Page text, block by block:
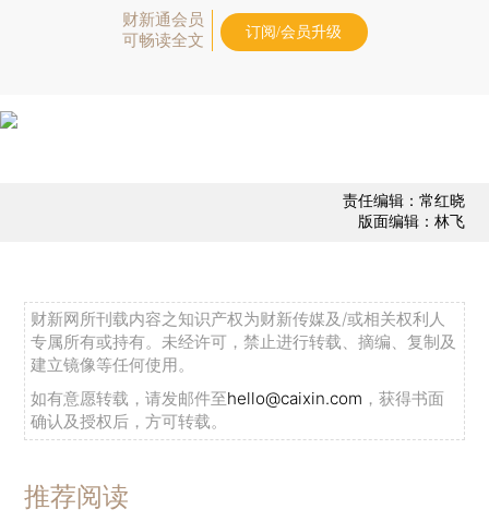
财新通会员
可畅读全文
订阅/会员升级
责任编辑：常红晓
版面编辑：林飞
财新网所刊载内容之知识产权为财新传媒及/或相关权利人
专属所有或持有。未经许可，禁止进行转载、摘编、复制及
建立镜像等任何使用。
如有意愿转载，请发邮件至hello@caixin.com ，获得书面
确认及授权后，方可转载。
推荐阅读